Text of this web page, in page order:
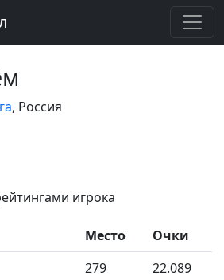
, Россия
игрока
Место
Очки
279
22.089